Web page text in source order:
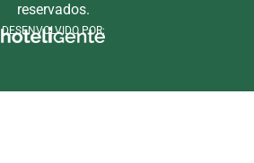
reservados.
DESENVOLVIDO POR: